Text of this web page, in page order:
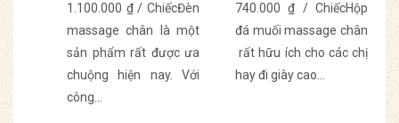
MC002
1.100.000 ₫ / ChiếcĐèn
massage chân là một
sản phẩm rất được ưa
chuộng hiện nay. Với
công…
740.000 ₫ / ChiếcHộp
đá muối massage chân
rất hữu ích cho các chị
hay đi giày cao…